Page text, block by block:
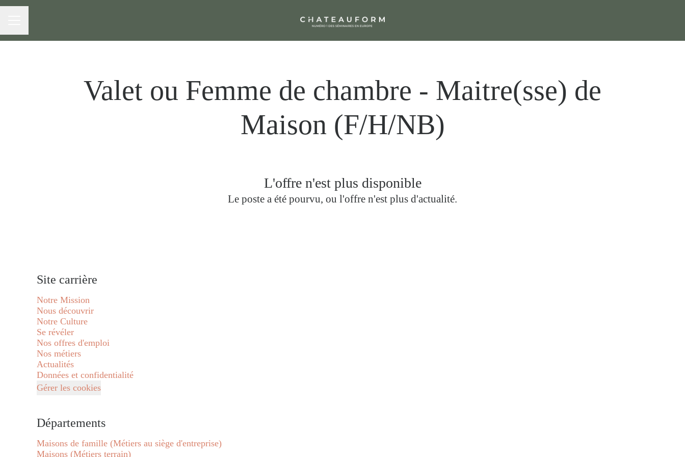
Valet ou Femme de chambre - Maitre(sse) de
Maison (F/H/NB)
L'offre n'est plus disponible
Le poste a été pourvu, ou l'offre n'est plus d'actualité.
Site carrière
Notre Mission
Nous découvrir
Notre Culture
Se révéler
Nos offres d'emploi
Nos métiers
Actualités
Données et confidentialité
Gérer les cookies
Départements
Maisons de famille (Métiers au siège d'entreprise)
Maisons (Métiers terrain)